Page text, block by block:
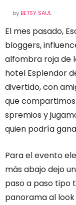
by BETSY SAUL
El mes pasado,
bloggers,
alfombra roja de
hotel Esplendor
divertido, con
que
spremios y
quien podría
Para el evento
más abajo dejo
paso a paso tipo
panorama al